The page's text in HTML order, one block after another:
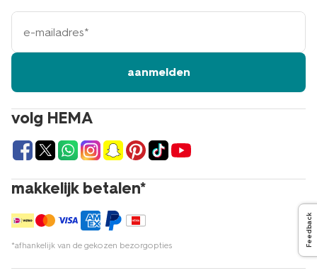
volg HEMA
makkelijk betalen*
*afhankelijk van de gekozen bezorgopties
e-
mailadres
aanmelden
Feedback